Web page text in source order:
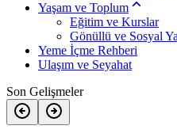
Yaşam ve Toplum
Eğitim ve Kurslar
Gönüllü ve Sosyal
Yeme İçme Rehberi
Ulaşım ve Seyahat
Son Gelişmeler